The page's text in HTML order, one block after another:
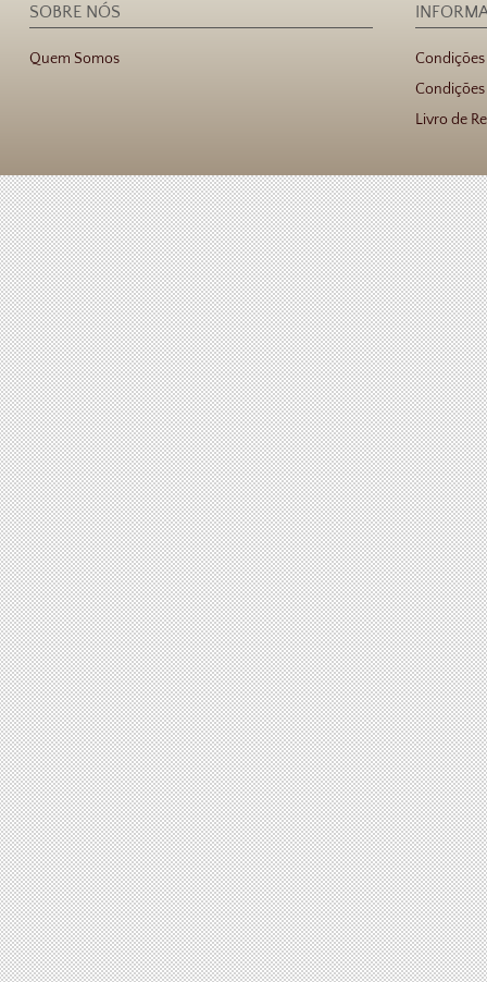
SOBRE NÓS
Quem Somos
Condições
Livro de